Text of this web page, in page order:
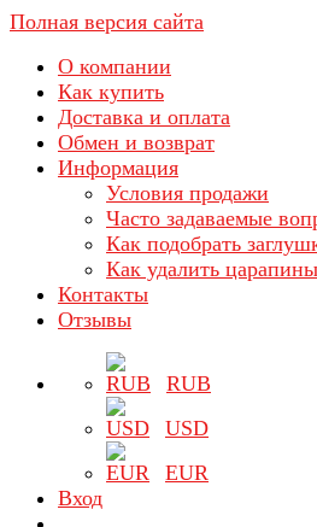
Полная версия сайта
О компании
Как купить
Доставка и оплата
Обмен и возврат
Информация
Условия продажи
Часто задаваемые
Как подобрать
Как удалить
Контакты
Отзывы
RUB
USD
EUR
Вход